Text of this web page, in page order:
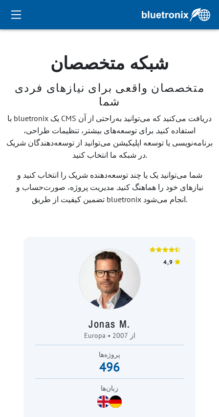
شبکه متخصصان
متخصصان واقعی برای نیازهای فردی
شما
با bluetronix یک CMS دریافت می‌کنید که می‌توانید به‌راحتی از آن
استفاده کنید. برای توسعه‌های بیشتر، تنظیمات طراحی،
برنامه‌نویسی یا توسعه اپلیکیشن می‌توانید از توسعه‌دهندگان شریک
در شبکه ما انتخاب کنید.
شما می‌توانید یک یا چند توسعه‌دهنده شریک را انتخاب کنید و
نیازهای خود را هماهنگ کنید. مدیریت پروژه، صورت‌حساب و
تضمین کیفیت از طریق bluetronix انجام می‌شود.
4,9
Jonas M.
Europa • از 2007
پروژه‌ها
496
زبان‌ها